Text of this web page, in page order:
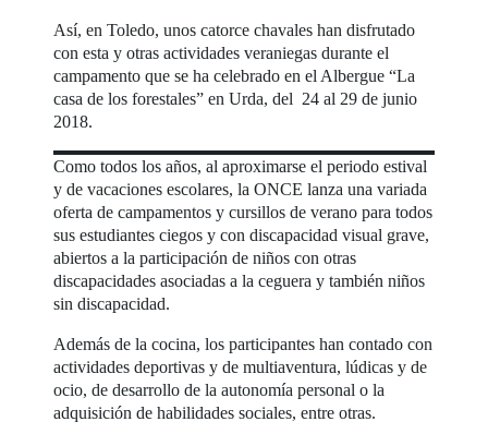
Así, en Toledo, unos catorce chavales han disfrutado
con esta y otras actividades veraniegas durante el
campamento que se ha celebrado en el Albergue “La
casa de los forestales” en Urda, del 24 al 29 de junio
2018.
Como todos los años, al aproximarse el periodo estival
y de vacaciones escolares, la ONCE lanza una variada
oferta de campamentos y cursillos de verano para todos
sus estudiantes ciegos y con discapacidad visual grave,
abiertos a la participación de niños con otras
discapacidades asociadas a la ceguera y también niños
sin discapacidad.
Además de la cocina, los participantes han contado con
actividades deportivas y de multiaventura, lúdicas y de
ocio, de desarrollo de la autonomía personal o la
adquisición de habilidades sociales, entre otras.